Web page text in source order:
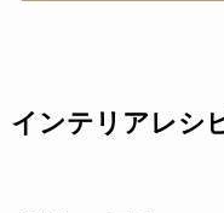
インテリアレシ